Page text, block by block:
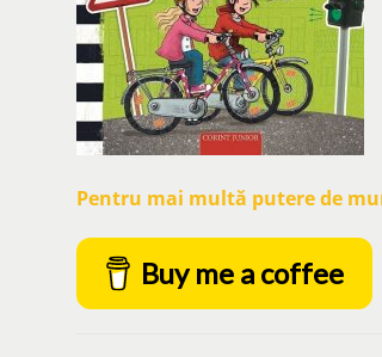
Pentru mai multă putere de
Buy me a coffee